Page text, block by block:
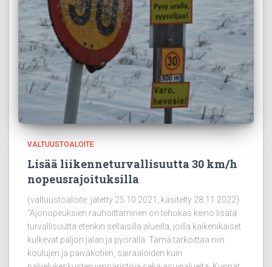
VALTUUSTOALOITE
Lisää liikenneturvallisuutta 30 km/h
nopeusrajoituksilla
(valtuustoaloite: jätetty 25.10.2021, käsitelty 28.11.2022)
“Ajonopeuksien rauhoittaminen on tehokas keino lisätä
turvallisuutta etenkin sellaisilla alueilla, joilla kaikenikäiset
kulkevat paljon jalan ja pyörällä. Tämä tarkoittaa niin
koulujen ja päiväkotien, sairaaloiden kuin